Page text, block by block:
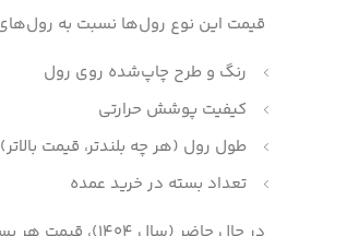
قیمت این نوع رول‌ها نسبت به رول‌های
رنگ و طرح چاپ‌شده روی رول
کیفیت پوشش حرارتی
طول رول (هر چه بلندتر، قیمت بالاتر)
تعداد بسته در خرید عمده